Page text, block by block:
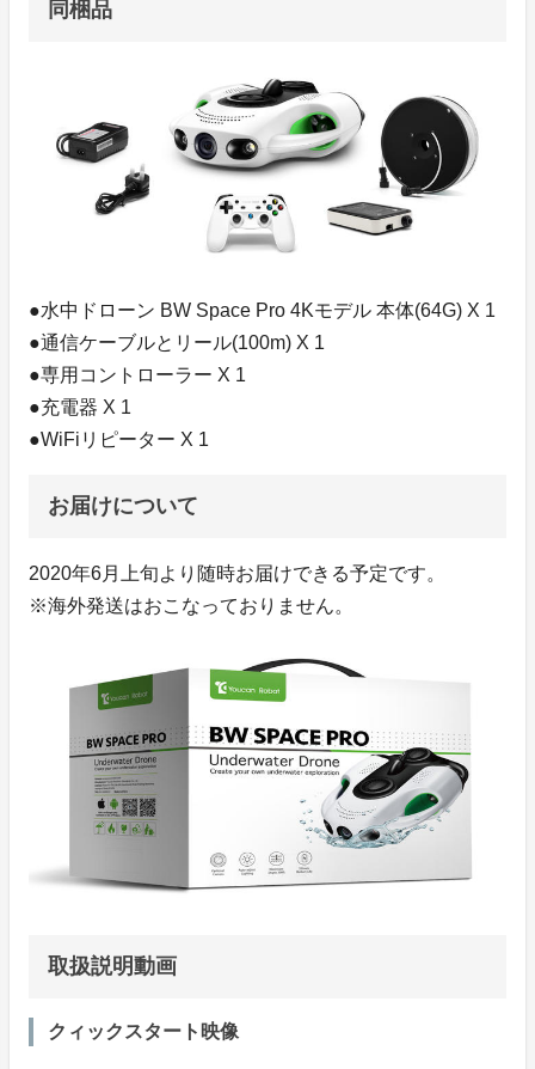
同梱品
●水中ドローン BW Space Pro 4Kモデル 本体(64G) X 1
●通信ケーブルとリール(100m) X 1
●専用コントローラー X 1
●充電器 X 1
●WiFiリピーター X 1
お届けについて
2020年6月上旬より随時お届けできる予定です。
※海外発送はおこなっておりません。
取扱説明動画
クィックスタート映像